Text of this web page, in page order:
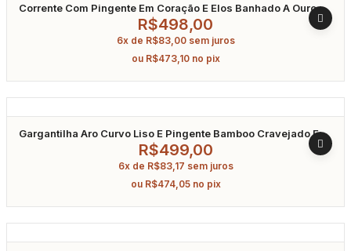
Corrente Com Pingente Em Coração E Elos Banhado A Ouro
R$498,00
6x de R$83,00 sem juros
ou R$473,10 no pix
Gargantilha Aro Curvo Liso E Pingente Bamboo Cravejado Em
Zircônia Banhado A OuroR$499,00
6x de R$83,17 sem juros
ou R$474,05 no pix